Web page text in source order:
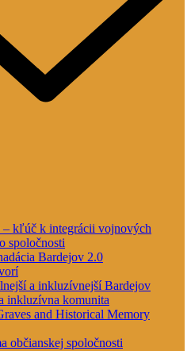
– kľúč k integrácii vojnových
spoločnosti
Bardejov 2.0
a inkluzívnejší Bardejov
inkluzívna komunita
and Historical Memory
občianskej spoločnosti